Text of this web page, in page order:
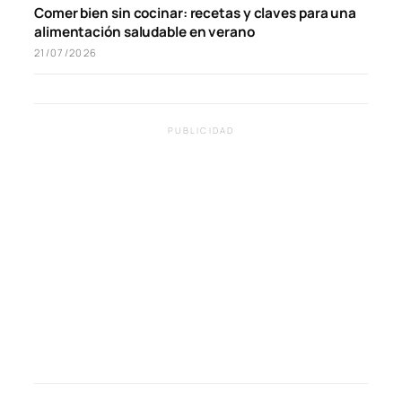
Comer bien sin cocinar: recetas y claves para una
alimentación saludable en verano
21/07/2026
PUBLICIDAD